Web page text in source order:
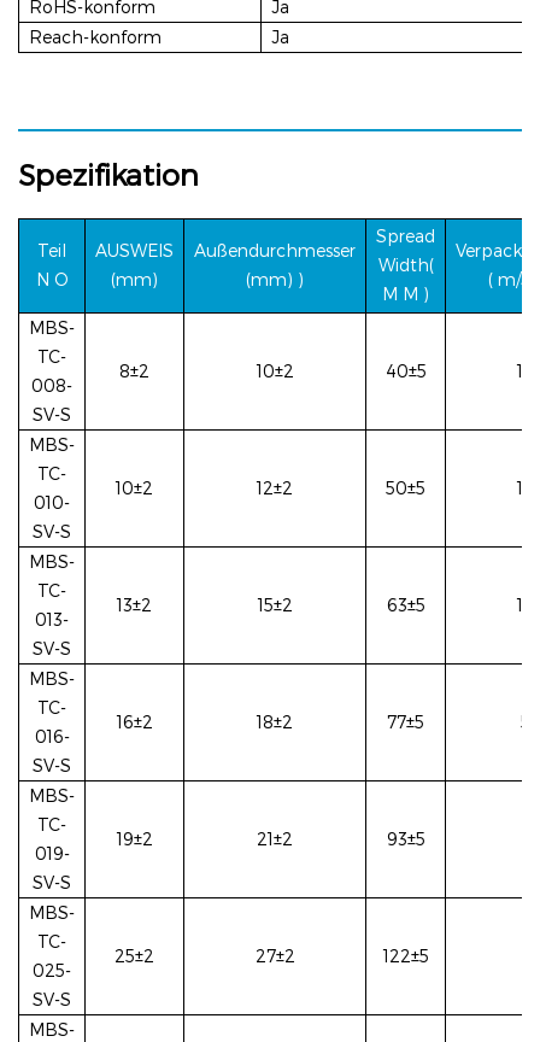
RoHS-konform
Ja
Reach-konform
Ja
Spezifikation
Teil
N O
AUSWEIS
(mm)
Außendurchmesser
(mm) )
Spread
Width(
M M )
( m/
MBS-
TC-
008-
SV-S
8±2 10±2 40±5
MBS-
TC-
010-
SV-S
10±2 12±2 50±5
MBS-
TC-
013-
SV-S
13±2 15±2 63±5
MBS-
TC-
016-
SV-S
16±2 18±2 77±5
MBS-
TC-
019-
SV-S
19±2 21±2 93±5
MBS-
TC-
025-
SV-S
25±2 27±2 122±5
MBS-